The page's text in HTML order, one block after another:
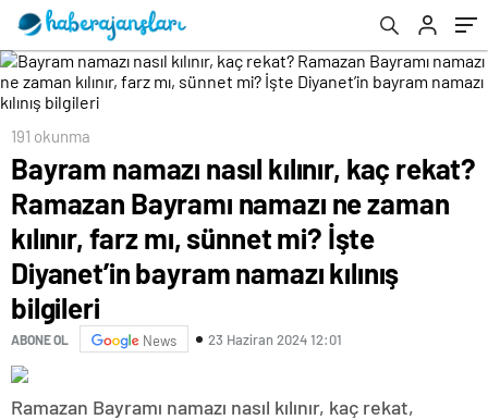
farz mı, sünnet mi? İşte Diyanet’in bayram
namazı kılınış bilgileri
191 okunma
Bayram namazı nasıl kılınır, kaç rekat?
Ramazan Bayramı namazı ne zaman
kılınır, farz mı, sünnet mi? İşte
Diyanet’in bayram namazı kılınış
bilgileri
ABONE OL News 23 Haziran 2024 12:01
Ramazan Bayramı namazı nasıl kılınır, kaç rekat,